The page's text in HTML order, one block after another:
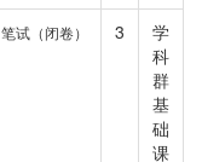
笔试（闭卷） 3
学
科
群
基
础
课